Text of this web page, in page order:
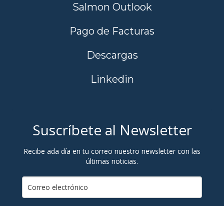
Salmon Outlook
Pago de Facturas
Descargas
Linkedin
Suscríbete al Newsletter
Recibe ada día en tu correo nuestro newsletter con las
últimas noticias.